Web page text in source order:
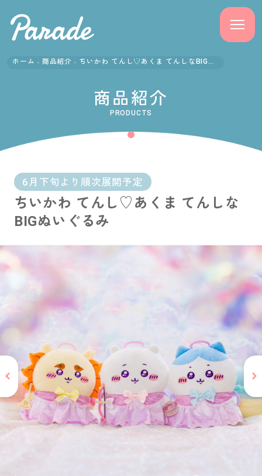
よくある質問
会社概要
採用情報
PRIZE 公式 X
PRIZE 公式 Instagram
CAPSULE TOY 公式 X
CAPSULE TOY 公式 Instagram
ホーム 商品紹介 ちいかわ てんし♡あくま てんしなBIGぬいぐるみ
商品紹介
PRODUCTS
6月下旬より順次展開予定
ちいかわ てんし♡あくま てんしな
BIGぬいぐるみ